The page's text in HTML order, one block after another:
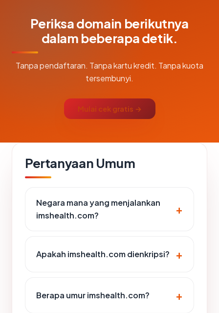
Periksa domain berikutnya
dalam beberapa detik.
Tanpa pendaftaran. Tanpa kartu kredit. Tanpa kuota
tersembunyi.
Mulai cek gratis →
Pertanyaan Umum
Negara mana yang menjalankan
imshealth.com?
Apakah imshealth.com dienkripsi?
Berapa umur imshealth.com?